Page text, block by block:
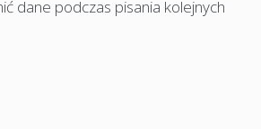
dane podczas pisania kolejnych